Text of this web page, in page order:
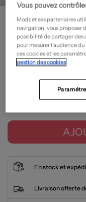
ADIDAS
Baskets - Matière lisse-
49,98€
Prix boutique : 99,95€ -
Guide des tailles
En stock et
Livraison offerte
Vous pouvez
Modz et ses partenaires
navigation, vous proposer
possibilité de partager des
pour mesurer l’audience
ces cookies et les
gestion des cookies